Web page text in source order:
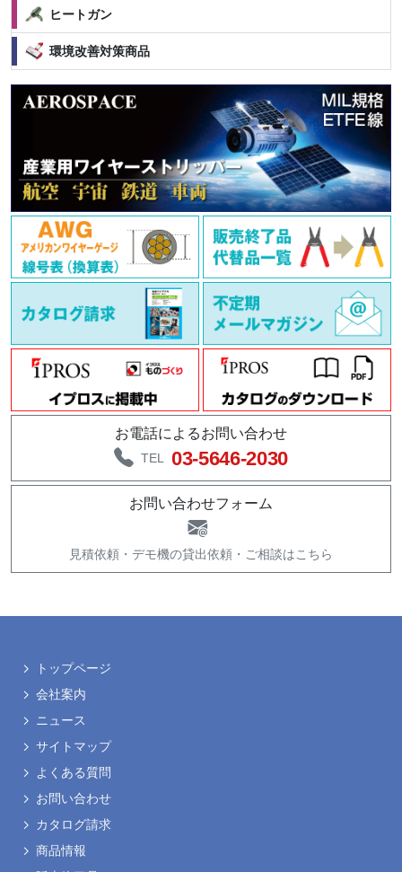
ヒートガン
環境改善対策商品
お電話によるお問い合わせ
TEL 03-5646-2030
お問い合わせフォーム
見積依頼・ デモ機の貸出依頼・ ご相談はこちら
トップページ
会社案内
ニュース
サイトマップ
よくある質問
お問い合わせ
カタログ請求
商品情報